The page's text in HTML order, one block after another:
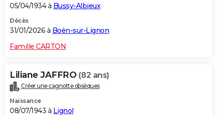
05/04/1934 à Bussy-Albieux
Décès
31/01/2026 à Boën-sur-Lignon
Famille CARTON
Liliane JAFFRO (82 ans)
Créer une cagnotte obsèques
Naissance
08/07/1943 à Lignol